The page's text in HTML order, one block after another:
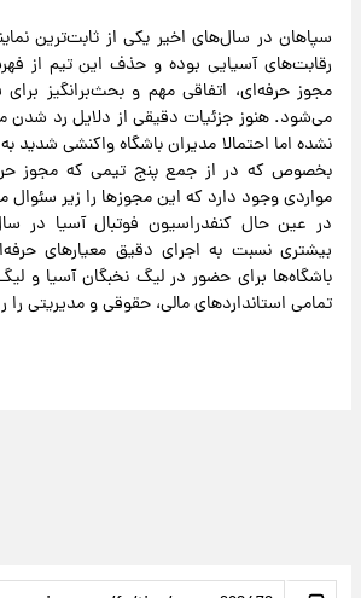
سپاهان در سال‌های اخیر یکی از ثابت‌ترین
رقابت‌های آسیایی بوده و حذف این تیم از
مجوز حرفه‌ای، اتفاقی مهم و بحث‌برانگیز برای
می‌شود. هنوز جزئیات دقیقی از دلایل رد شدن
نشده اما احتمالا مدیران باشگاه واکنشی شدید به
بخصوص که در از جمع پنج تیمی که مجوز
مواردی وجود دارد که این مجوزها را زیر سئوال
در عین حال کنفدراسیون فوتبال آسیا در
بیشتری نسبت به اجرای دقیق معیارهای
تمامی استانداردهای مالی، حقوقی و مدیریتی را